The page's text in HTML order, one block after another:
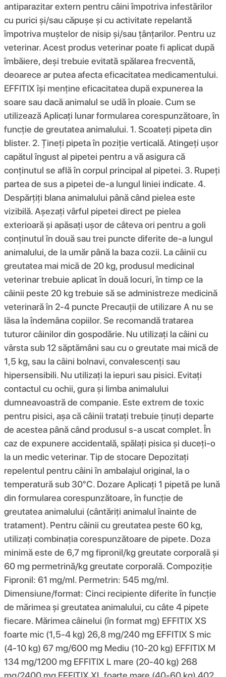
antiparazitar extern pentru câini împotriva infestărilor
cu purici și/sau căpușe și cu activitate repelantă
împotriva muștelor de nisip și/sau țânțarilor. Pentru uz
veterinar. Acest produs veterinar poate fi aplicat după
îmbăiere, deși trebuie evitată spălarea frecventă,
deoarece ar putea afecta eficacitatea medicamentului.
EFFITIX își menține eficacitatea după expunerea la
soare sau dacă animalul se udă în ploaie. Cum se
utilizează Aplicați lunar formularea corespunzătoare, în
funcție de greutatea animalului. 1. Scoateți pipeta din
blister. 2. Țineți pipeta în poziție verticală. Atingeți ușor
capătul îngust al pipetei pentru a vă asigura că
conținutul se află în corpul principal al pipetei. 3. Rupeți
partea de sus a pipetei de-a lungul liniei indicate. 4.
Despărțiți blana animalului până când pielea este
vizibilă. Așezați vârful pipetei direct pe pielea
exterioară și apăsați ușor de câteva ori pentru a goli
conținutul în două sau trei puncte diferite de-a lungul
animalului, de la umăr până la baza cozii. La câinii cu
greutatea mai mică de 20 kg, produsul medicinal
veterinar trebuie aplicat în două locuri, în timp ce la
câinii peste 20 kg trebuie să se administreze medicină
veterinară în 2-4 puncte Precauții de utilizare A nu se
lăsa la îndemâna copiilor. Se recomandă tratarea
tuturor câinilor din gospodărie. Nu utilizați la câini cu
vârsta sub 12 săptămâni sau cu o greutate mai mică de
1,5 kg, sau la câini bolnavi, convalescenți sau
hipersensibili. Nu utilizați la iepuri sau pisici. Evitați
contactul cu ochii, gura și limba animalului
dumneavoastră de companie. Este extrem de toxic
pentru pisici, așa că câinii tratați trebuie ținuți departe
de acestea până când produsul s-a uscat complet. În
caz de expunere accidentală, spălați pisica și duceți-o
la un medic veterinar. Tip de stocare Depozitați
repelentul pentru câini în ambalajul original, la o
temperatură sub 30°C. Dozare Aplicați 1 pipetă pe lună
din formularea corespunzătoare, în funcție de
greutatea animalului (cântăriți animalul înainte de
tratament). Pentru câinii cu greutatea peste 60 kg,
utilizați combinația corespunzătoare de pipete. Doza
minimă este de 6,7 mg fipronil/kg greutate corporală și
60 mg permetrină/kg greutate corporală. Compoziţie
Fipronil: 61 mg/ml. Permetrin: 545 mg/ml.
Dimensiune/format: Cinci recipiente diferite în funcție
de mărimea și greutatea animalului, cu câte 4 pipete
fiecare. Mărimea câinelui (în format mg) EFFITIX XS
foarte mic (1,5-4 kg) 26,8 mg/240 mg EFFITIX S mic
(4-10 kg) 67 mg/600 mg Mediu (10-20 kg) EFFITIX M
134 mg/1200 mg EFFITIX L mare (20-40 kg) 268